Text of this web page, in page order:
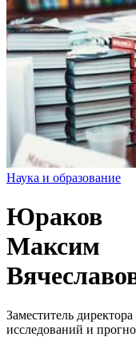
Наука и образование
Юраков
Максим
Заместитель
исследований и